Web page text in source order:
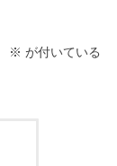
※ が付いている